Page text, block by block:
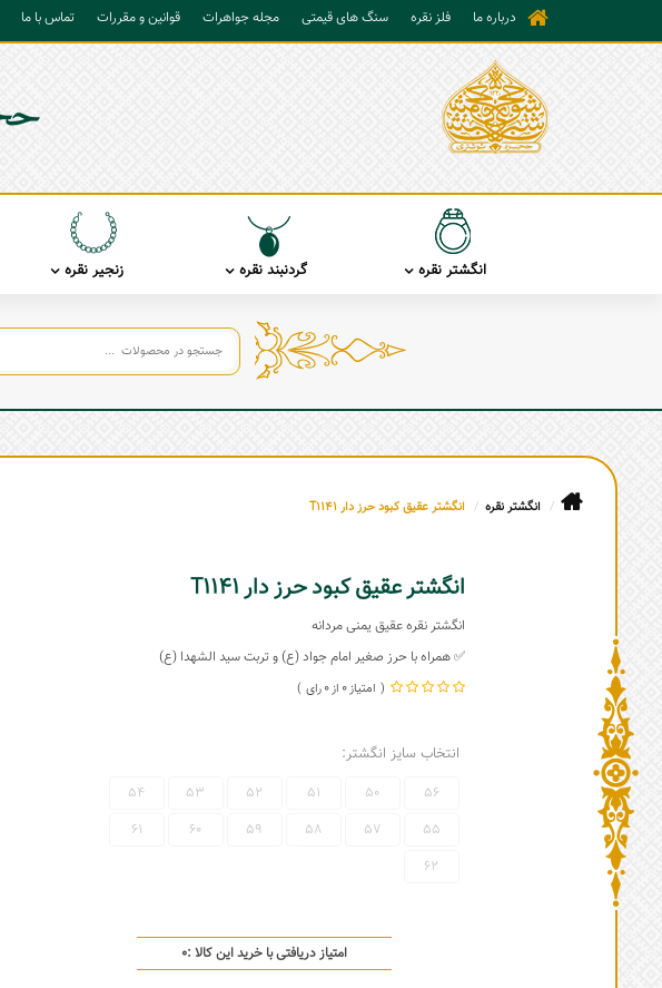
درباره ما فلز نقره سنگ های قیمتی مجله جواهرات قوانین و مقررات تماس با ما
انگشتر نقره گردنبند نقره زنجیر نقره
انگشتر نقره انگشتر عقیق کبود حرز دار T1141
انگشتر عقیق کبود حرز دار T1141
انگشتر نقره عقیق یمنی مردانه
✅ همراه با حرز صغیر امام جواد (ع) و تربت سید الشهدا (ع)
0
0
انتخاب سایز انگشتر:
56
50
51
52
53
54
55
57
58
59
60
61
62
امتیاز دریافتی با خرید این کالا :0